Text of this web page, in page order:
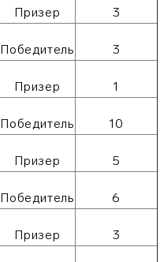
Призер 3
Победитель 3
Призер 1
Победитель 10
Призер 5
Победитель 6
Призер 3